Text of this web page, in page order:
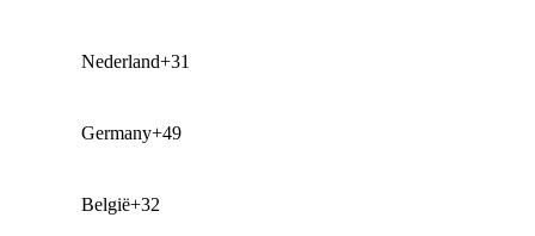
Nederland+31
Germany+49
België+32